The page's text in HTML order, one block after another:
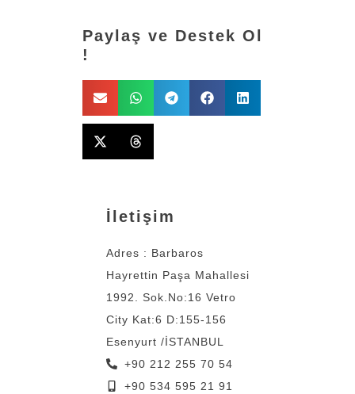
Paylaş ve Destek Ol
!
İletişim
Adres : Barbaros
Hayrettin Paşa Mahallesi
1992. Sok.No:16 Vetro
City Kat:6 D:155-156
Esenyurt /İSTANBUL
+90 212 255 70 54
+90 534 595 21 91